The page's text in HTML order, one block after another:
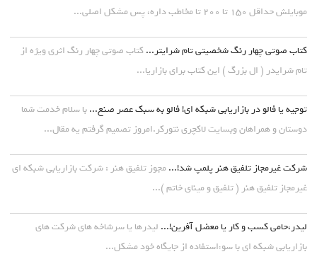
موبایلش حداقل ۱۵۰ تا ۲۰۰ تا مخاطب داره، پس مشکل اصلی...
کتاب صوتی چهار رنگ شخصیتی تام شرایتر... کتاب صوتی چهار رنگ اثری ویژه از
تام شرایدر ( ال بزرگ ) این کتاب برای بازاریا...
توجیه یا فالو در بازاریابی شبکه ای! فالو به سبک عصر صنع... با سلام خدمت شما
دوستان و همراهان وبسایت لاکچری نتورکر.امروز تصمیم گرفتم یه مقال...
شرکت غیرمجاز تلفیق هنر پلمپ شد!... مجوز تلفیق هنر : شرکت بازاریابی شبکه ای
غیرمجاز تلفیق هنر ( تلفیق و مینای خاتم )...
لیدر،حامی کسب و کار یا معضل آفرین!... لیدرها یا سرشاخه های شرکت های
بازاریابی شبکه ای با سوءاستفاده از جایگاه خود مشکل...